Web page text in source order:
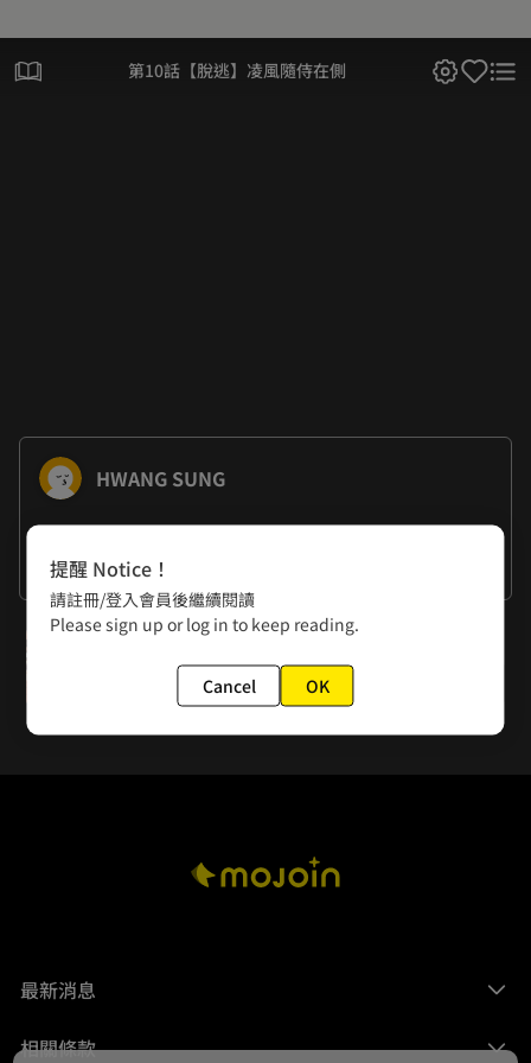
第10話【脫逃】凌風隨侍在側
HWANG SUNG
謝謝大家的閱讀
下一話
第11話【脫逃】石浩光...！
最新消息
相關條款
提醒 Notice！
請註冊/登入會員後繼續閱讀
Please sign up or log in to keep reading.
Cancel OK